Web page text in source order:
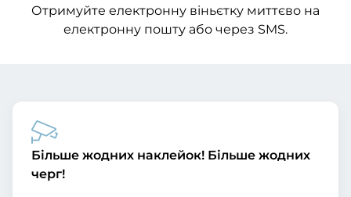
Отримуйте електронну віньєтку миттєво на
електронну пошту або через SMS.
Більше жодних наклейок! Більше жодних
черг!